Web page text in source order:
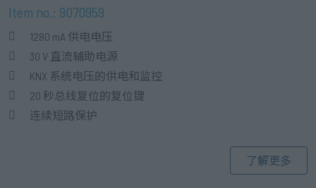
Item no.: 9070959
1280 mA 供电电压
30 V 直流辅助电源
KNX 系统电压的供电和监控
20 秒总线复位的复位键
连续短路保护
了解更多